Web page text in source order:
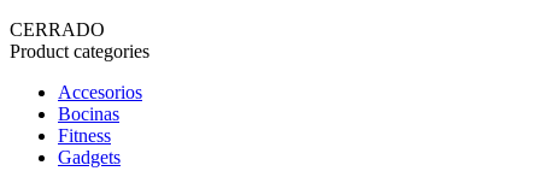
CERRADO
Product categories
Accesorios
Bocinas
Fitness
Gadgets